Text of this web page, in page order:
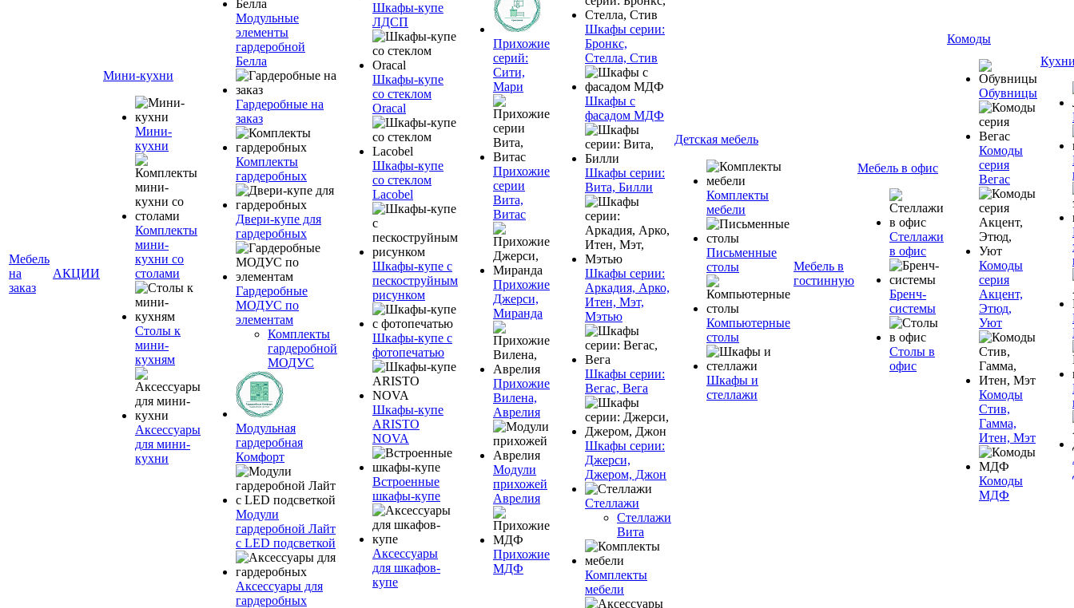
Мебель
на
заказ
АКЦИИ
Мини-кухни
Мини-
кухни
Комплекты
мини-
кухни со
столами
Столы к
мини-
кухням
Аксессуары
для мини-
кухни
Модульные
элементы
гардеробной
Белла
Гардеробные на
заказ
Комплекты
гардеробных
Двери-купе для
гардеробных
Гардеробные
МОДУС по
элементам
Комплекты
гардеробной
МОДУС
Модульная
гардеробная
Комфорт
Модули
гардеробной Лайт
с LED подсветкой
Аксессуары для
гардеробных
Шкафы-купе
ЛДСП
Шкафы-купе
со стеклом
Oracal
Шкафы-купе
со стеклом
Lacobel
Шкафы-купе с
пескоструйным
рисунком
Шкафы-купе с
фотопечатью
Шкафы-купе
ARISTO
NOVA
Встроенные
шкафы-купе
Аксессуары
для шкафов-
купе
Прихожие
серий:
Сити,
Мари
Прихожие
серии
Вита,
Витас
Прихожие
Джерси,
Миранда
Прихожие
Вилена,
Аврелия
Модули
прихожей
Аврелия
Прихожие
МДФ
Шкафы серии:
Бронкс,
Стелла, Стив
Шкафы с
фасадом МДФ
Шкафы серии:
Вита, Билли
Шкафы серии:
Аркадия, Арко,
Итен, Мэт,
Мэтью
Шкафы серии:
Вегас, Вега
Шкафы серии:
Джерси,
Джером, Джон
Стеллажи
Стеллажи
Вита
Комплекты
мебели
Детская мебель
Комплекты
мебели
Письменные
столы
Компьютерные
столы
Шкафы и
стеллажи
Мебель в
гостинную
Мебель в офис
Стеллажи
в офис
Бренч-
системы
Столы в
офис
Комоды
Обувницы
Комоды
серия
Вегас
Комоды
серия
Акцент,
Этюд,
Уют
Комоды
Стив,
Гамма,
Итен, Мэт
Комоды
МДФ